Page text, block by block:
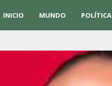
INICIO MUNDO POLÍTICA